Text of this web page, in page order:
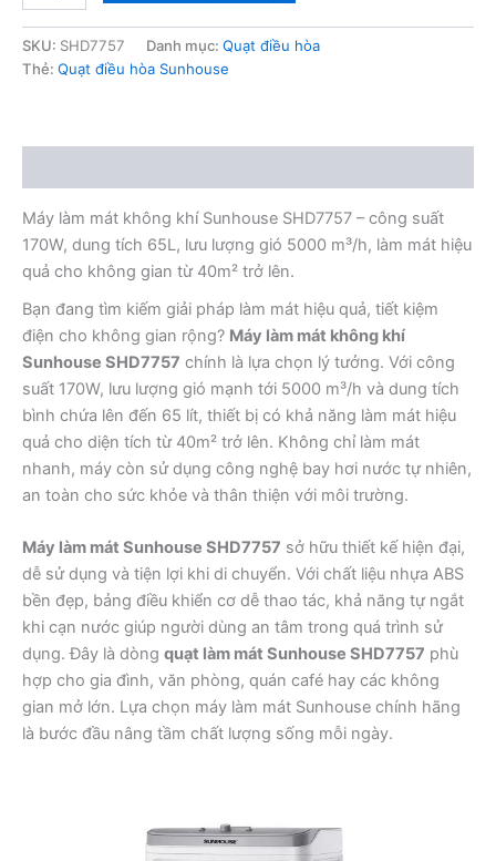
không
khí
lượng
SKU: SHD7757 Danh mục: Quạt điều hòa
Thẻ: Quạt điều hòa Sunhouse
Máy làm mát không khí Sunhouse SHD7757 – công suất
170W, dung tích 65L, lưu lượng gió 5000 m³/h, làm mát hiệu
quả cho không gian từ 40m² trở lên.
Bạn đang tìm kiếm giải pháp làm mát hiệu quả, tiết kiệm
điện cho không gian rộng? Máy làm mát không khí
Sunhouse SHD7757 chính là lựa chọn lý tưởng. Với công
suất 170W, lưu lượng gió mạnh tới 5000 m³/h và dung tích
bình chứa lên đến 65 lít, thiết bị có khả năng làm mát hiệu
quả cho diện tích từ 40m² trở lên. Không chỉ làm mát
nhanh, máy còn sử dụng công nghệ bay hơi nước tự nhiên,
an toàn cho sức khỏe và thân thiện với môi trường.
Máy làm mát Sunhouse SHD7757 sở hữu thiết kế hiện đại,
dễ sử dụng và tiện lợi khi di chuyển. Với chất liệu nhựa ABS
bền đẹp, bảng điều khiển cơ dễ thao tác, khả năng tự ngắt
khi cạn nước giúp người dùng an tâm trong quá trình sử
dụng. Đây là dòng quạt làm mát Sunhouse SHD7757 phù
hợp cho gia đình, văn phòng, quán café hay các không
gian mở lớn. Lựa chọn máy làm mát Sunhouse chính hãng
là bước đầu nâng tầm chất lượng sống mỗi ngày.